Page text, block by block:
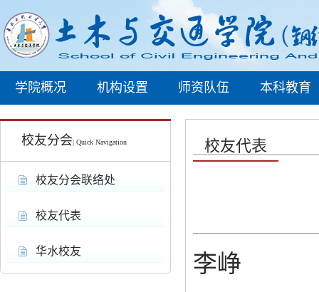
学院概况 机构设置 师资队伍 本科教育
校友分会| Quick Navigation
校友分会联络处
校友代表
华水校友
校友代表
李峥